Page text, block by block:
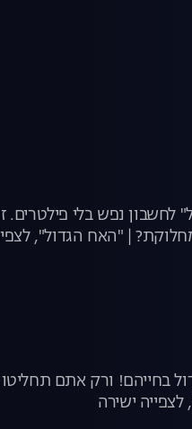
לחשבון נפש בלי פילטרים.
| "האח הגדול",
בחייהם! ורק אתם
ישירה